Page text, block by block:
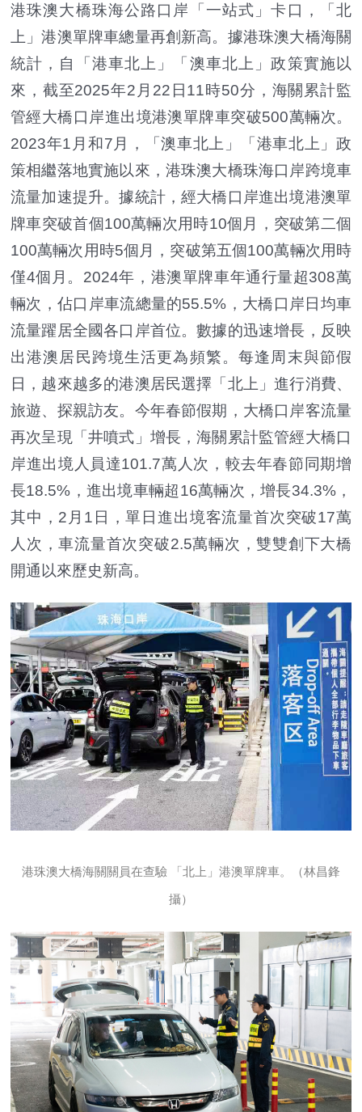
港珠澳大橋珠海公路口岸「一站式」卡口，「北
上」港澳單牌車總量再創新高。據港珠澳大橋海關
統計，自「港車北上」「澳車北上」政策實施以
來，截至2025年2月22日11時50分，海關累計監
管經大橋口岸進出境港澳單牌車突破500萬輛次。
2023年1月和7月，「澳車北上」「港車北上」政
策相繼落地實施以來，港珠澳大橋珠海口岸跨境車
流量加速提升。據統計，經大橋口岸進出境港澳單
牌車突破首個100萬輛次用時10個月，突破第二個
100萬輛次用時5個月，突破第五個100萬輛次用時
僅4個月。2024年，港澳單牌車年通行量超308萬
輛次，佔口岸車流總量的55.5%，大橋口岸日均車
流量躍居全國各口岸首位。數據的迅速增長，反映
出港澳居民跨境生活更為頻繁。每逢周末與節假
日，越來越多的港澳居民選擇「北上」進行消費、
旅遊、探親訪友。今年春節假期，大橋口岸客流量
再次呈現「井噴式」增長，海關累計監管經大橋口
岸進出境人員達101.7萬人次，較去年春節同期增
長18.5%，進出境車輛超16萬輛次，增長34.3%，
其中，2月1日，單日進出境客流量首次突破17萬
人次，車流量首次突破2.5萬輛次，雙雙創下大橋
開通以來歷史新高。
港珠澳大橋海關關員在查驗 「北上」港澳單牌車。（林昌鋒
攝）